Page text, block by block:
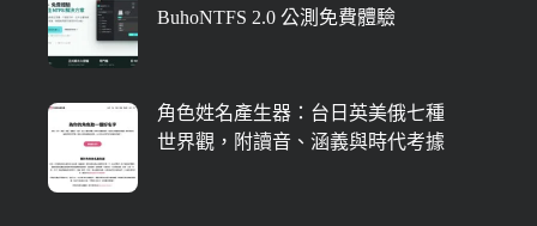
BuhoNTFS 2.0 公測免費體驗
角色姓名產生器：台日英美俄七種
世界觀，附讀音、涵義與時代考據